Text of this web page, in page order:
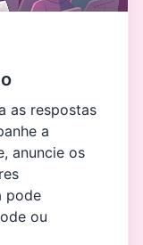
as respostas
a
anuncie os
pode
ou